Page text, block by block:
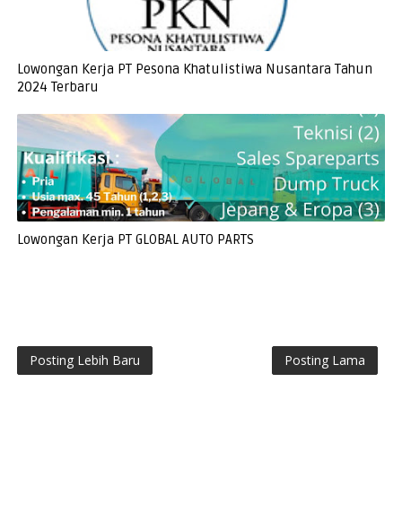
Lowongan Kerja PT Pesona Khatulistiwa Nusantara Tahun
2024 Terbaru
Lowongan Kerja PT GLOBAL AUTO PARTS
Posting Lebih Baru Posting Lama